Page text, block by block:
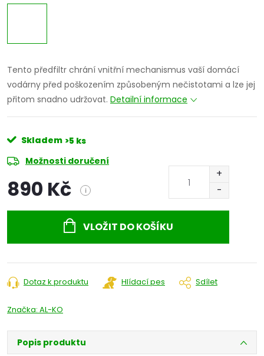
Tento předfiltr chrání vnitřní mechanismus vaší domácí
vodárny před poškozením způsobeným nečistotami a lze jej
přitom snadno udržovat. Detailní informace
Skladem >5 ks
Možnosti doručení
890 Kč i
VLOŽIT DO KOŠÍKU
Dotaz k produktu Hlídací pes Sdílet
Značka: AL-KO
Popis produktu